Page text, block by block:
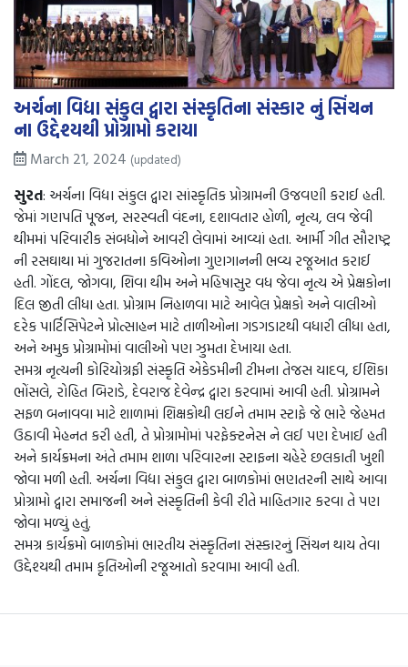
અર્ચના વિદ્યા સંકુલ દ્વારા સંસ્કૃતિના સંસ્કાર નું સિંચન
ના ઉદ્દેશ્યથી પ્રોગ્રામો કરાયા
March 21, 2024 (updated)
સુરત: અર્ચના વિદ્યા સંકુલ દ્વારા સાંસ્કૃતિક પ્રોગ્રામની ઉજવણી કરાઈ હતી.
જેમાં ગણપતિ પૂજન, સરસ્વતી વંદના, દશાવતાર હોળી, નૃત્ય, લવ જેવી
થીમમાં પરિવારીક સંબધોને આવરી લેવામાં આવ્યાં હતા. આર્મી ગીત સૌરાષ્ટ્ર
ની રસઘાથા માં ગુજરાતના કવિઓના ગુણગાનની ભવ્ય રજૂઆત કરાઈ
હતી. ગોંદલ, જોગવા, શિવા થીમ અને મહિષાસુર વધ જેવા નૃત્ય એ પ્રેક્ષકોના
દિલ જીતી લીધા હતા. પ્રોગ્રામ નિહાળવા માટે આવેલ પ્રેક્ષકો અને વાલીઓ
દરેક પાર્ટિસિપેટને પ્રોત્સાહન માટે તાળીઓના ગડગડાટથી વધારી લીધા હતા,
અને અમુક પ્રોગ્રામોમાં વાલીઓ પણ ઝુમતા દેખાયા હતા.
સમગ્ર નૃત્યની કોરિયોગ્રફી સંસ્કૃતિ એકેડમીની ટીમના તેજસ યાદવ, ઈશિકા
ભોંસલે, રોહિત બિરાડે, દેવરાજ દેવેન્દ્ર દ્વારા કરવામાં આવી હતી. પ્રોગ્રામને
સફળ બનાવવા માટે શાળામાં શિક્ષકોથી લઈને તમામ સ્ટાફે જે ભારે જેહમત
ઉઠાવી મેહનત કરી હતી, તે પ્રોગ્રામોમાં પરફેક્ટનેસ ને લઈ પણ દેખાઈ હતી
અને કાર્યક્રમના અંતે તમામ શાળા પરિવારના સ્ટાફના ચહેરે છલકાતી ખુશી
જોવા મળી હતી. અર્ચના વિદ્યા સંકુલ દ્વારા બાળકોમાં ભણતરની સાથે આવા
પ્રોગ્રામો દ્વારા સમાજની અને સંસ્કૃતિની કેવી રીતે માહિતગાર કરવા તે પણ
જોવા મળ્યું હતું.
સમગ્ર કાર્યક્રમો બાળકોમાં ભારતીય સંસ્કૃતિના સંસ્કારનું સિંચન થાય તેવા
ઉદ્દેશ્યથી તમામ કૃતિઓની રજૂઆતો કરવામા આવી હતી.